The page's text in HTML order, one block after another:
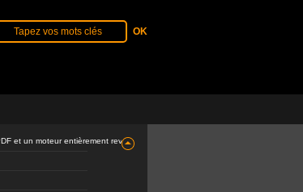
et un moteur entièrement revu